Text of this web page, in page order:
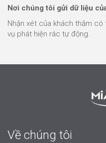
Nơi chúng tôi gửi dữ liệu
Nhận xét của khách thăm
vụ phát hiện rác tự động.
Về chúng tôi